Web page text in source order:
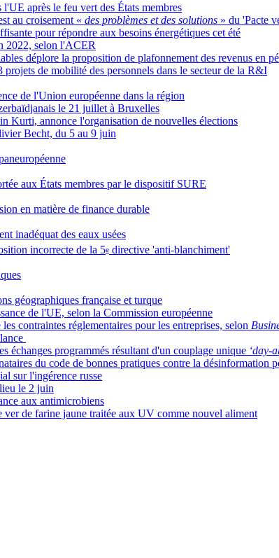
après le feu vert des États membres
au croisement « des problèmes et des solutions » du 'Pacte
pour répondre aux besoins énergétiques cet été
2022, selon l'ACER
déplore la proposition de plafonnement des revenus en
de mobilité des personnels dans le secteur de la R&I
de l'Union européenne dans la région
le 21 juillet à Bruxelles
Kurti, annonce l'organisation de nouvelles élections
Becht, du 5 au 9 juin
aux États membres par le dispositif SURE
en matière de finance durable
inadéquat des eaux usées
incorrecte de la 5e directive 'anti-blanchiment'
géographiques française et turque
de l'UE, selon la Commission européenne
contraintes réglementaires pour les entreprises, selon
programmés résultant d'un couplage unique ‘day-
du code de bonnes pratiques contre la désinformation
sur l'ingérence russe
le 2 juin
aux antimicrobiens
de farine jaune traitée aux UV comme nouvel aliment